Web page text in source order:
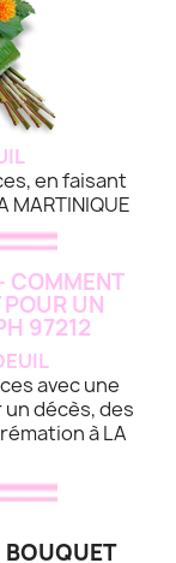
en faisant
avec une
décès, des
à LA
BOUQUET